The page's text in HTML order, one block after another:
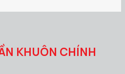
KHUÔN CHÍNH